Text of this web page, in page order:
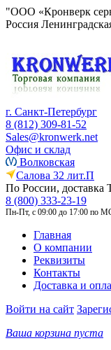
"ООО «Кронверк
Россия
г. Санкт-Петербург
8 (812) 309-81-52
Sales@kronwerk.net
Офис и склад
Волковская
Салова 32 лит.П
По России, доставка
8 (800) 333-23-19
Пн-Пт, с 09:00 до 17:00 по
Главная
О компании
Реквизиты
Контакты
Доставка и
Войти на сайт
Ваша корзина пуста